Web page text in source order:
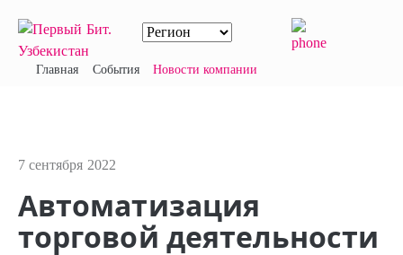
Главная События Новости компании
7 сентября 2022
Автоматизация
торговой деятельности